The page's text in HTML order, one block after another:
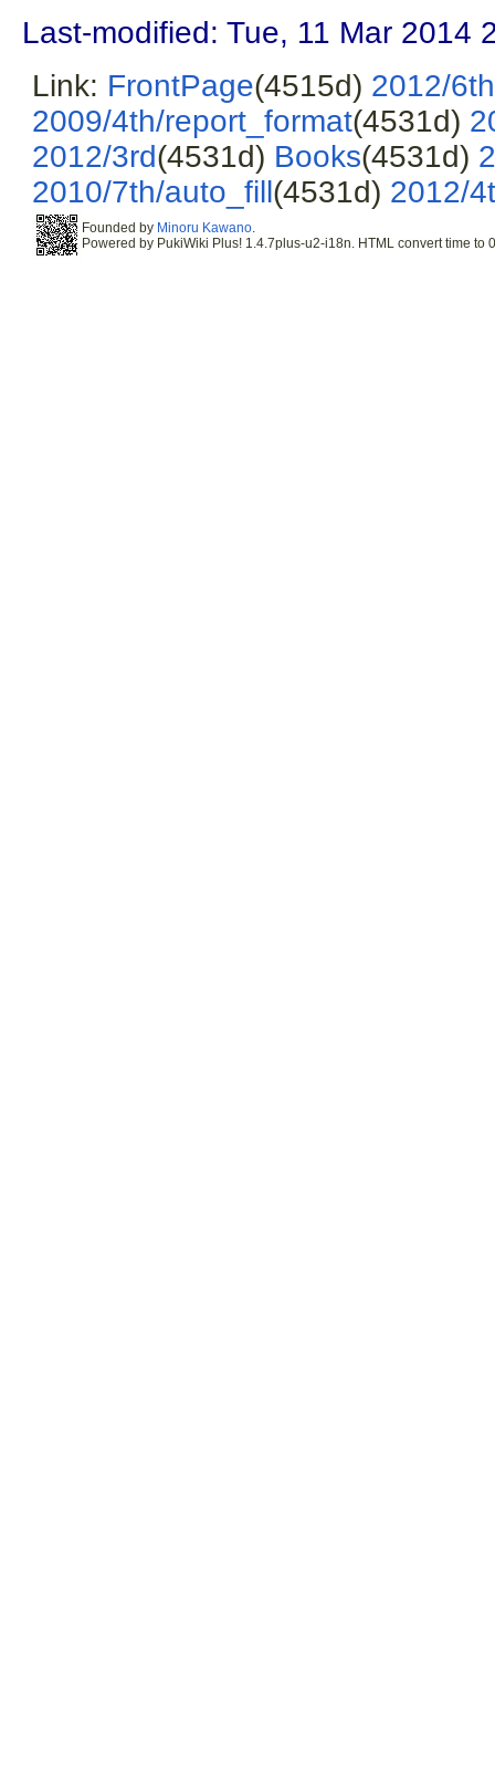
Last-modified: Tue, 11 Mar 2014
Link: FrontPage(4515d) 2012/6th
2009/4th/report_format(4531d)
2012/3rd(4531d) Books(4531d)
2010/7th/auto_fill(4531d) 2012/
Founded by Minoru Kawano.
Powered by PukiWiki Plus! 1.4.7plus-u2-i18n. HTML convert time to